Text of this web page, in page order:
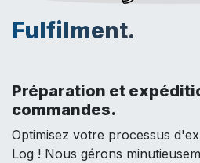
Fulfilment.
Préparation et
commandes.
Optimisez votre processus
Log ! Nous gérons